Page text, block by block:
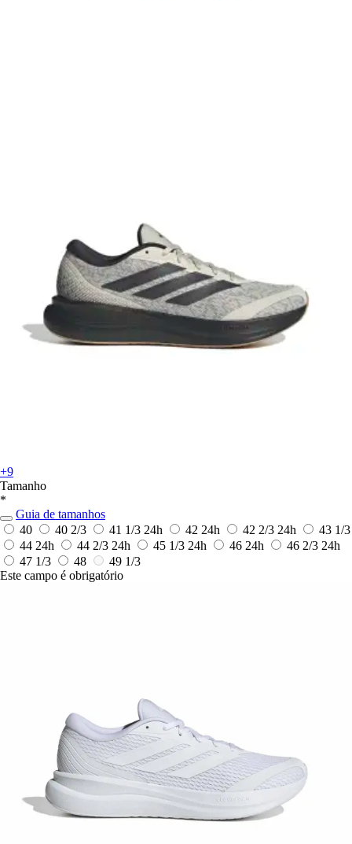
+9
Tamanho
*
Guia de tamanhos
40
40 2/3 41 1/3 24h 42 24h 42 2/3 24h
43 1/3
44 24h 44 2/3 24h 45 1/3 24h 46 24h 46 2/3 24h
47 1/3
48
49 1/3
Este campo é obrigatório